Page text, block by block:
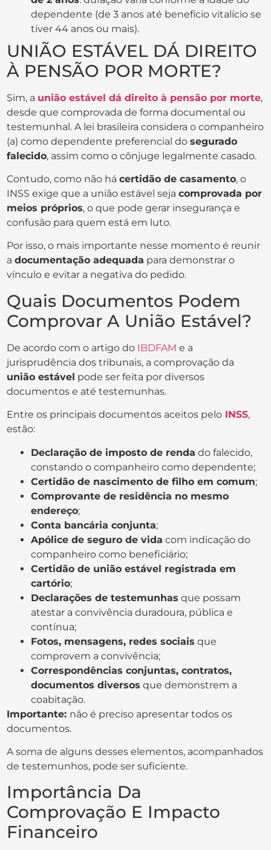
dependente (de 3 anos até benefício vitalício se
tiver 44 anos ou mais).
UNIÃO ESTÁVEL DÁ DIREITO
À PENSÃO POR MORTE?
Sim, a união estável dá direito à pensão por morte,
desde que comprovada de forma documental ou
testemunhal. A lei brasileira considera o companheiro
(a) como dependente preferencial dosegurado
falecido, assim como o cônjuge legalmente casado.
Contudo, como não hácertidão de casamento, o
INSS exige que a união estável sejacomprovada por
meios próprios, o que pode gerar insegurança e
confusão para quem está em luto.
Por isso, o mais importante nesse momento é reunir
adocumentação adequada para demonstrar o
vínculo e evitar a negativa do pedido.
Quais Documentos Podem
Comprovar A União Estável?
De acordo com o artigo do IBDFAMe a
jurisprudência dos tribunais, a comprovação da
união estável pode ser feita por diversos
documentos e até testemunhas.
Entre os principais documentos aceitos pelo INSS,
estão:
Declaração de imposto de renda do falecido,
constando o companheiro como dependente;
Certidão de nascimento de filho em comum;
Comprovante de residência no mesmo
endereço;
Conta bancária conjunta;
Apólice de seguro de vida com indicação do
companheiro como beneficiário;
Certidão de união estável registrada em
cartório;
Declarações de testemunhas que possam
atestar a convivência duradoura, pública e
contínua;
Fotos, mensagens, redes sociais que
comprovem a convivência;
Correspondências conjuntas, contratos,
documentos diversos que demonstrem a
coabitação.
Importante: não é preciso apresentar todos os
documentos.
A soma de alguns desses elementos, acompanhados
de testemunhos, pode ser suficiente.
Importância Da
Comprovação E Impacto
Financeiro